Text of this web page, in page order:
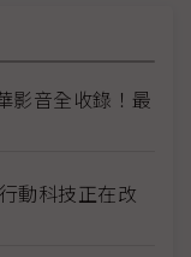
影音全收錄！最
動科技正在改